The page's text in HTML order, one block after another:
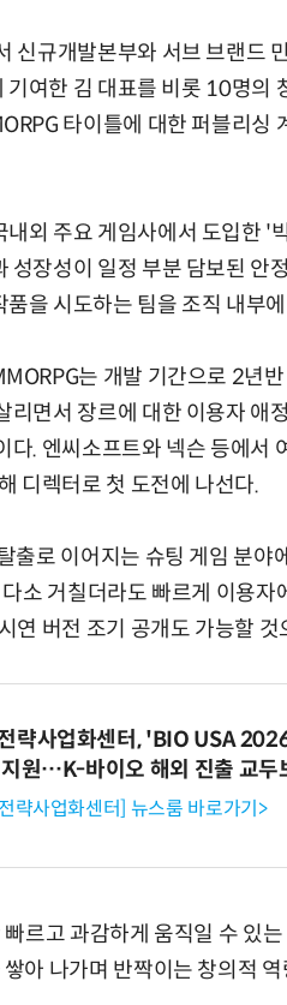
신규개발본부와 서브 브랜드
여한 김 대표를 비롯 10명의
타이틀에 대한 퍼블리싱
외 주요 게임사에서 도입한 '
성장성이 일정 부분 담보된 안
을 시도하는 팀을 조직 내부
는 개발 기간으로 2년
리면서 장르에 대한 이용자 애
다. 엔씨소프트와 넥슨 등에서
디렉터로 첫 도전에 나선다.
출로 이어지는 슈팅 게임 분
소 거칠더라도 빠르게 이용자
연 버전 조기 공개도 가능할 것
략사업화센터, 'BIO USA
원…K-바이오 해외 진출 교두
략사업화센터] 뉴스룸 바로가기>
르고 과감하게 움직일 수 있
아 나가며 반짝이는 창의적